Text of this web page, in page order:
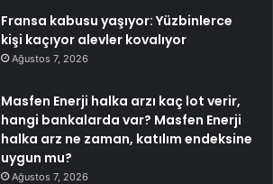
Fransa kabusu yaşıyor: Yüzbinlerce
kişi kaçıyor alevler kovalıyor
Ağustos 7, 2026
Masfen Enerji halka arzı kaç lot verir,
hangi bankalarda var? Masfen Enerji
halka arz ne zaman, katılım endeksine
uygun mu?
Ağustos 7, 2026